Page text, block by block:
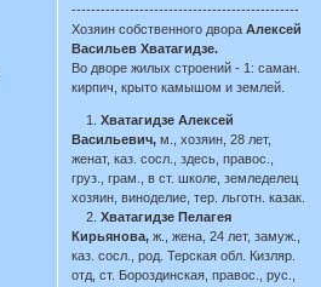
-----------------------------------------------
Хозяин собственного двораАлексей
Васильев Хватагидзе.
Во дворе жилых строений - 1: саман.
кирпич, крыто камышом и землей.
1.Хватагидзе Алексей
Васильевич, м., хозяин, 28 лет,
женат, каз. сосл., здесь, правос.,
груз., грам., в ст. школе, земледелец
хозяин, виноделие, тер. льготн. казак.
2.Хватагидзе Пелагея
Кирьянова, ж., жена, 24 лет, замуж.,
каз. сосл., род. Терская обл. Кизляр.
отд, ст. Бороздинская, правос., рус.,